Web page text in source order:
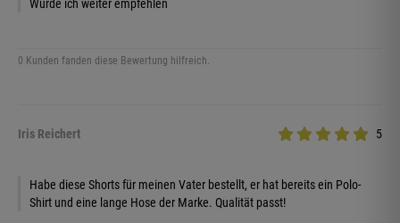
Würde ich weiter empfehlen
0 Kunden fanden diese Bewertung hilfreich.
Iris Reichert 5
Habe diese Shorts für meinen Vater bestellt, er hat bereits ein Polo-
Shirt und eine lange Hose der Marke. Qualität passt!